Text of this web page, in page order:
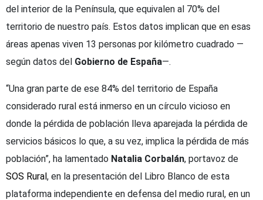
del interior de la Península, que equivalen al 70% del
territorio de nuestro país. Estos datos implican que en esas
áreas apenas viven 13 personas por kilómetro cuadrado —
según datos del Gobierno de España—.
“Una gran parte de ese 84% del territorio de España
considerado rural está inmerso en un círculo vicioso en
donde la pérdida de población lleva aparejada la pérdida de
servicios básicos lo que, a su vez, implica la pérdida de más
población”, ha lamentado Natalia Corbalán, portavoz de
SOS Rural, en la presentación del Libro Blanco de esta
plataforma independiente en defensa del medio rural, en un